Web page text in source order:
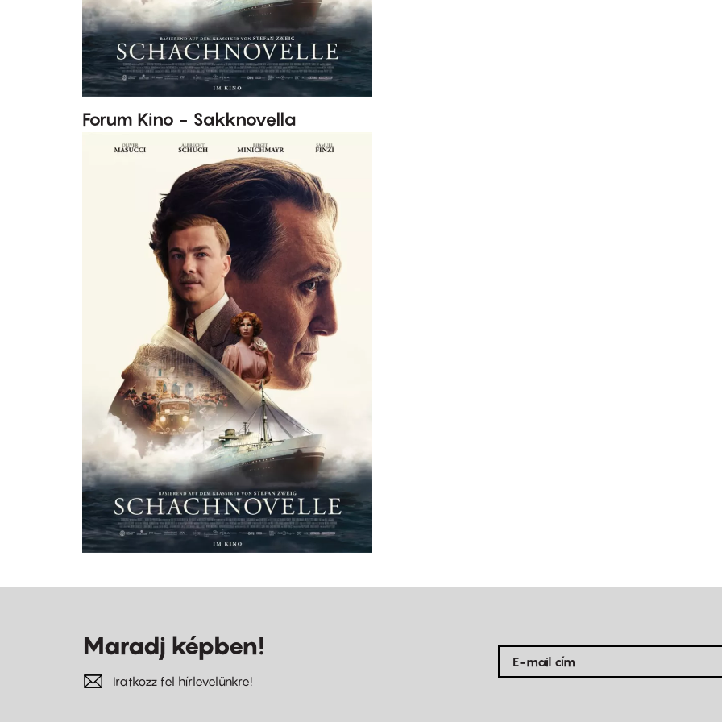
Forum Kino - Sakknovella
Maradj képben!
Iratkozz fel hírlevelünkre!